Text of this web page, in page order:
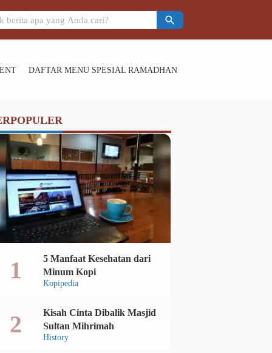
Meminta Pertolongan Kaum Muslimin search
DAFTAR MENU SPESIAL RAMADHAN
Kopipedia
5 Manfaat Kesehatan dari
Minum Kopi
History
Kisah Cinta Dibalik Masjid
Sultan Mihrimah